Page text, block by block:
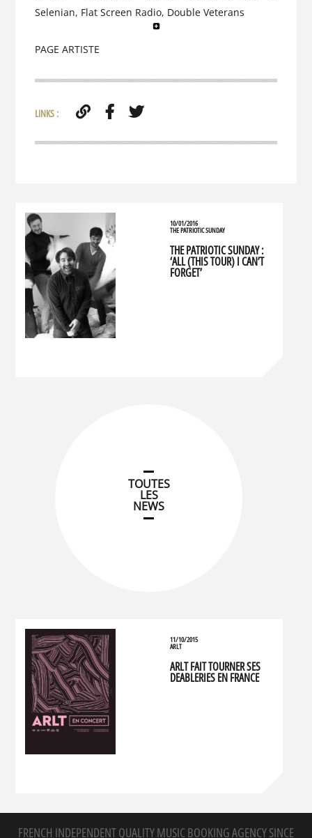
Selenian, Flat Screen Radio, Double Veterans
PAGE ARTISTE
LINKS :
10/01/2016
THE PATRIOTIC SUNDAY
THE PATRIOTIC SUNDAY :
‘ALL (THIS TOUR) I CAN’T
FORGET’
TOUTES
LES
NEWS
11/10/2015
ARLT
ARLT FAIT TOURNER SES
DEABLERIES EN FRANCE
FRENCH INDEPENDENT QUALITY MUSIC BOOKING AGENCY SINCE